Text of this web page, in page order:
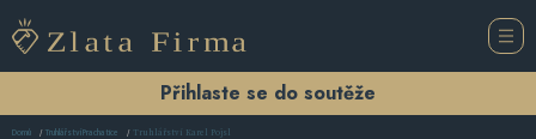
Přihlaste se do soutěže
Domů Truhlářství Prachatice Truhlářství Karel Pojsl